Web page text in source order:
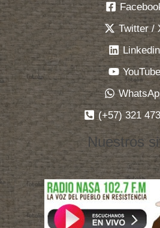
Twitter /
Linkedin
YouTube
(+57) 321
Nuestros